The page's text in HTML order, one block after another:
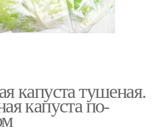
капуста тушеная.
капуста по-